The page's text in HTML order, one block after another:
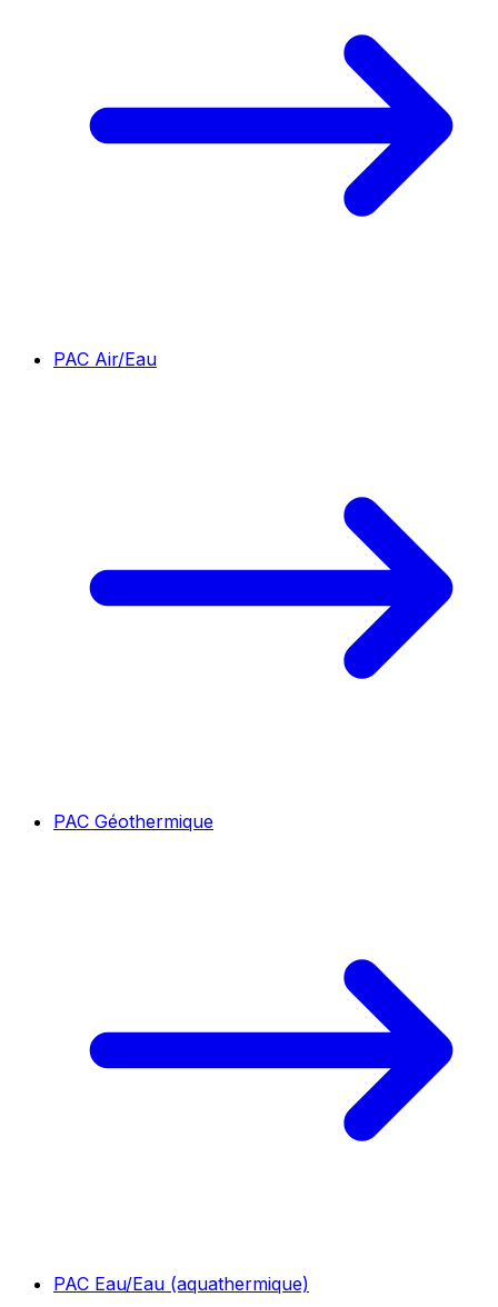
PAC Air/Eau
PAC Géothermique
PAC Eau/Eau (aquathermique)